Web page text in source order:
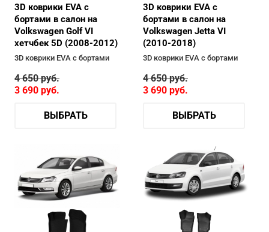
3D коврики EVA с
бортами в салон на
Volkswagen Golf VI
хетчбек 5D (2008-2012)
3D коврики EVA с бортами
4 650руб.
3 690 руб.
ВЫБРАТЬ
3D коврики EVA с
бортами в салон на
Volkswagen Jetta VI
(2010-2018)
3D коврики EVA с бортами
4 650руб.
3 690 руб.
ВЫБРАТЬ